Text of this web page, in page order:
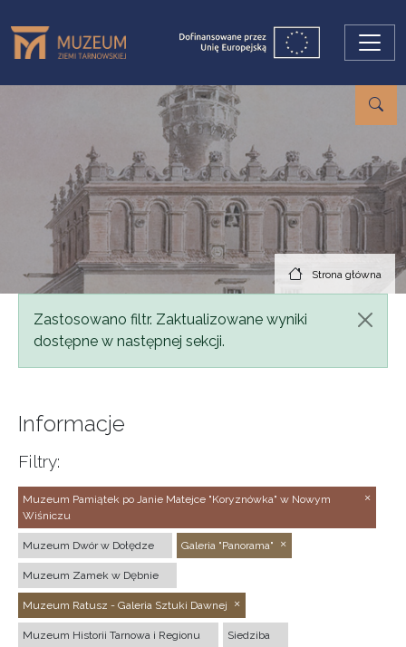
Strona główna
Komunikat
Zastosowano filtr. Zaktualizowane wyniki
dostępne w następnej sekcji.
Informacje
Filtry:
Muzeum Pamiątek po Janie Matejce "Koryznówka" w Nowym
Wiśniczu
Muzeum Dwór w Dołędze Galeria "Panorama"
Muzeum Zamek w Dębnie
Muzeum Ratusz - Galeria Sztuki Dawnej
Muzeum Historii Tarnowa i Regionu Siedziba